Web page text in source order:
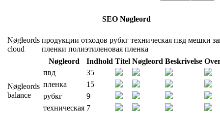
SEO Nøgleord
Nøgleords
cloud
продукции отходов рубкг техническая пвд мешки
пленки полиэтиленовая пленка
Nøgleords
balance
Nøgleord Indhold Titel Nøgleord Beskrivelse
пвд
35
пленка
15
рубкг
9
техническая 7